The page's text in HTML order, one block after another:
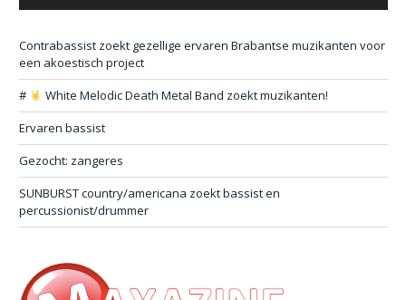
Contrabassist zoekt gezellige ervaren Brabantse muzikanten voor
een akoestisch project
#
White Melodic Death Metal Band zoekt muzikanten!
Ervaren bassist
Gezocht: zangeres
SUNBURST country/americana zoekt bassist en
percussionist/drummer